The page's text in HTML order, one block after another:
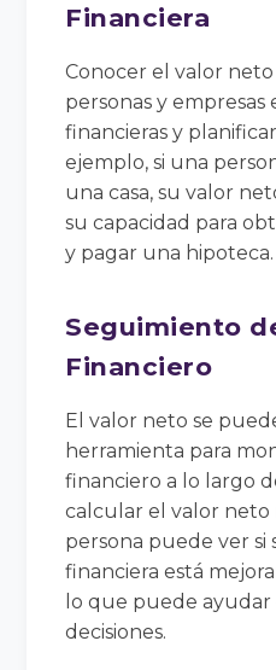
Financiera
Conocer el valor
personas y
financieras y
ejemplo, si una
una casa, su valor
su capacidad para
y pagar una hipoteca.
Seguimiento
Financiero
El valor neto se
herramienta para
financiero a lo largo
calcular el valor
persona puede ver si
financiera está
lo que puede
decisiones.